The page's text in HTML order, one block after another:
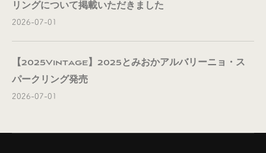
リングについて掲載いただきました
2026-07-01
【2025Vintage】2025とみおかアルバリーニョ・ス
パークリング発売
2026-07-01